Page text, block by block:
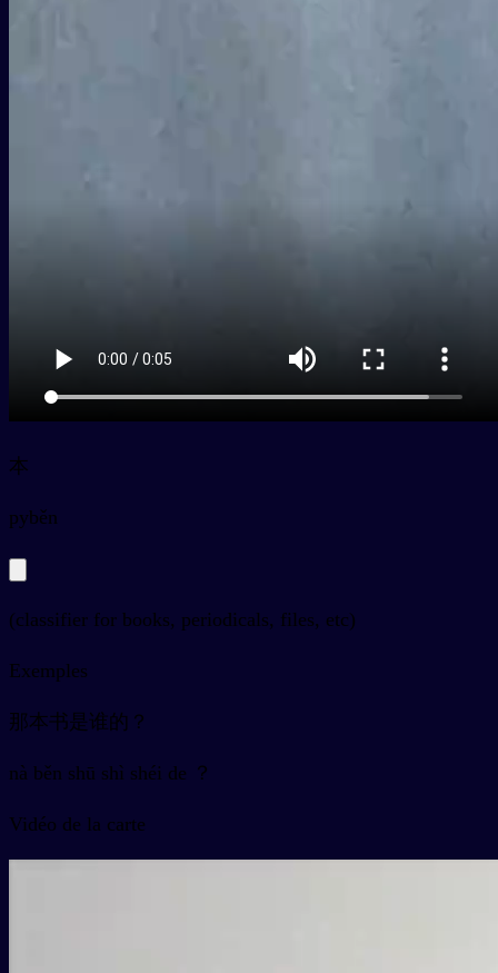
本
pyběn
(classifier for books, periodicals, files, etc)
Exemples
那本书是谁的？
nà běn shū shì shéi de ？
Vidéo de la carte